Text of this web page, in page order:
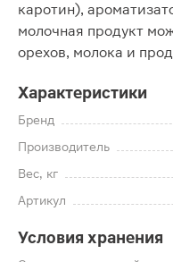
каротин),
молочная продукт
орехов, молока и
Характеристики
Бренд
Производитель
Вес, кг
Артикул
Условия хранения